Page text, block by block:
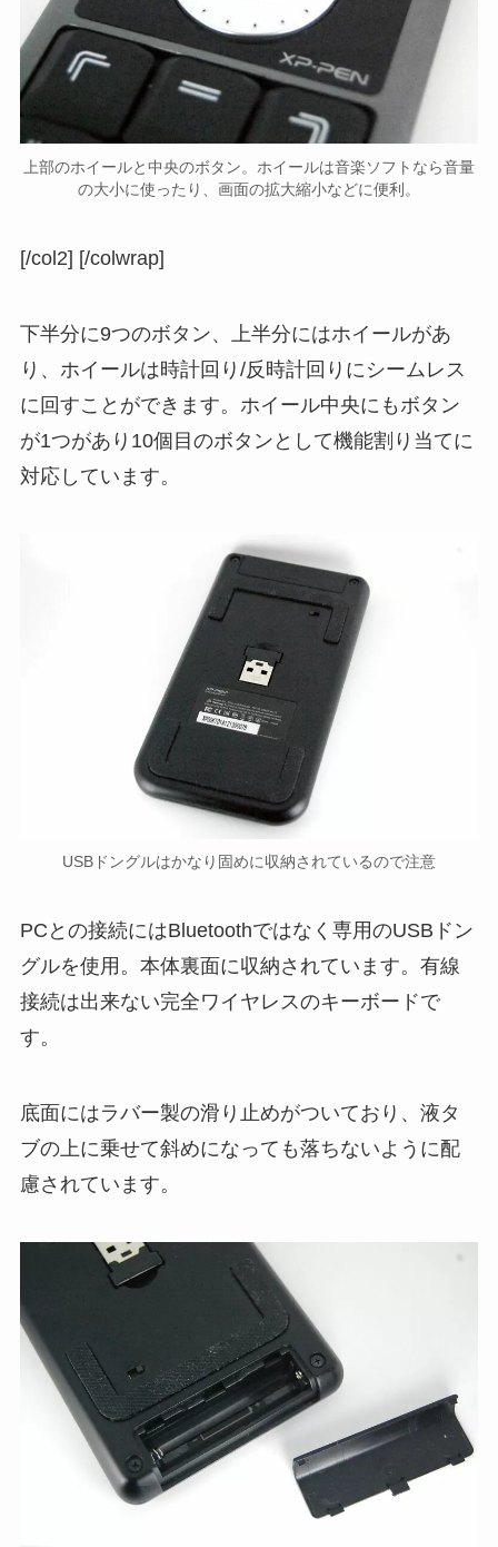
上部のホイールと中央のボタン。ホイールは音楽ソフトなら音量
の大小に使ったり、画面の拡大縮小などに便利。
[/col2] [/colwrap]
下半分に9つのボタン、上半分にはホイールがあ
り、ホイールは時計回り/反時計回りにシームレス
に回すことができます。ホイール中央にもボタン
が1つがあり10個目のボタンとして機能割り当てに
対応しています。
USBドングルはかなり固めに収納されているので注意
PCとの接続にはBluetoothではなく専用のUSBドン
グルを使用。本体裏面に収納されています。有線
接続は出来ない完全ワイヤレスのキーボードで
す。
底面にはラバー製の滑り止めがついており、液タ
ブの上に乗せて斜めになっても落ちないように配
慮されています。